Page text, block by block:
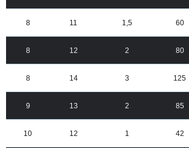
8 11 1,5 60
8 12 2 80
8 14 3 125
9 13 2 85
10 12 1 42